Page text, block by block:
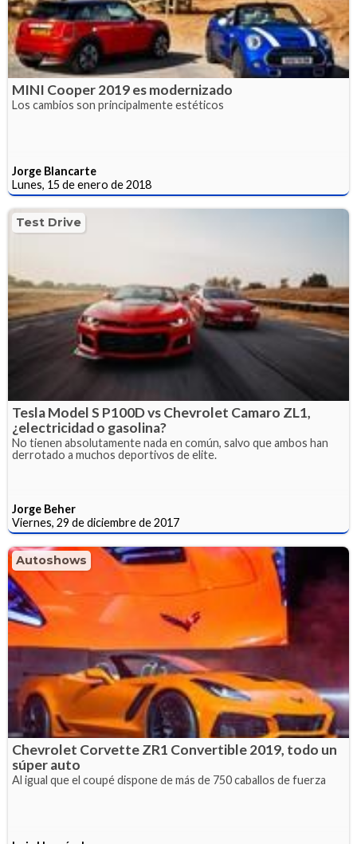
MINI Cooper 2019 es modernizado
Los cambios son principalmente estéticos
Jorge Blancarte
Lunes, 15 de enero de 2018
Test Drive
Tesla Model S P100D vs Chevrolet Camaro ZL1,
¿electricidad o gasolina?
No tienen absolutamente nada en común, salvo que ambos han
derrotado a muchos deportivos de elite.
Jorge Beher
Viernes, 29 de diciembre de 2017
Autoshows
Chevrolet Corvette ZR1 Convertible 2019, todo un
súper auto
Al igual que el coupé dispone de más de 750 caballos de fuerza